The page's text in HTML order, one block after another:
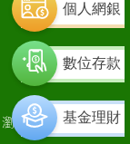
瀏覽器建議
個人網銀
數位存款
基金理財